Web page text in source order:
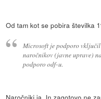
Od tam kot se pobira številka
Microsoft je podporo
naročnikov (javne uprave)
podporo odf-u.
Naročniki ja. In zagotovo ne